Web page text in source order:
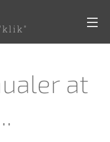
at